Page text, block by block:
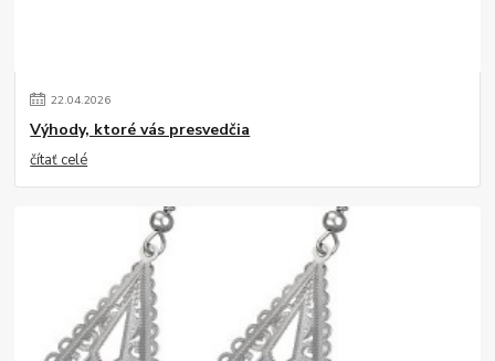
22.04.2026
Výhody, ktoré vás presvedčia
čítať celé